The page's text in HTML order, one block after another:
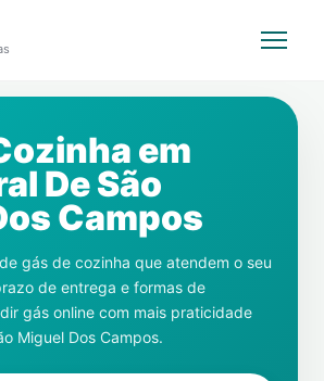
em
De São
Campos
gás de cozinha que atendem o seu
de entrega e formas de
gás online com mais praticidade
Miguel Dos Campos.